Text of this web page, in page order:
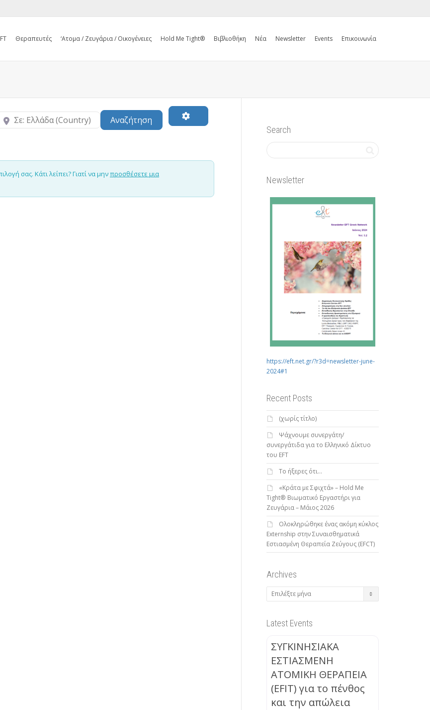
Θεραπευτές ‘Ατομα / Ζευγάρια / Οικογένειες Hold Me Tight® Βιβλιοθήκη Νέα Newsletter Events Επικοινωνία
Αναζήτηση
σας. Κάτι λείπει? Γιατί να μηνπροσθέσετε μια
Search
Newsletter
https://eft.net.gr/?r3d=newsletter-june-
2024#1
Recent Posts
(χωρίς τίτλο)
Ψάχνουμε συνεργάτη/
συνεργάτιδα για το Ελληνικό Δίκτυο
του EFT
To ήξερες ότι…
«Κράτα με Σφιχτά» – Hold Me
Tight® Βιωματικό Εργαστήρι για
Ζευγάρια – Μάιος 2026
Ολοκληρώθηκε ένας ακόμη κύκλος
Externship στην Συναισθηματικά
Εστιασμένη Θεραπεία Ζεύγους (EFCT)
Archives
Archives
Latest Events
ΣΥΓΚΙΝΗΣΙΑΚΑ
ΕΣΤΙΑΣΜΕΝΗ
ΑΤΟΜΙΚΗ ΘΕΡΑΠΕΙΑ
(EFIT) για το πένθος
και την απώλεια